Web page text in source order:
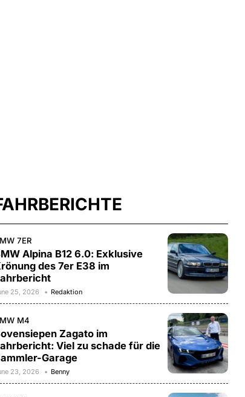
7ER
Alpina B12 6.0: Exklusive
des 7er E38 im
25, 2026 Redaktion
M4
Zagato im
Viel zu schade für die
Garage
23, 2026 Benny